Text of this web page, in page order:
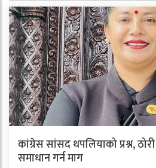
कांग्रेस सांसद थपलियाको प्रश्न,
समाधान गर्न माग